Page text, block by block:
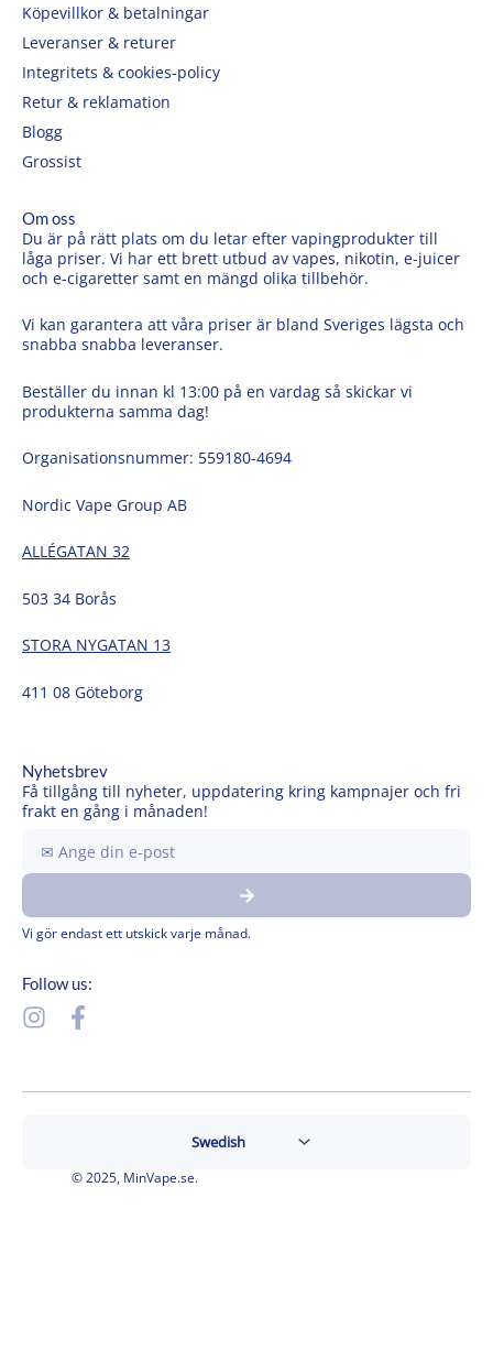
Köpevillkor & betalningar
Leveranser & returer
Integritets & cookies-policy
Retur & reklamation
Blogg
Grossist
Om oss
Du är på rätt plats om du letar efter vapingprodukter till
låga priser. Vi har ett brett utbud av vapes, nikotin, e-juicer
och e-cigaretter samt en mängd olika tillbehör.
Vi kan garantera att våra priser är bland Sveriges lägsta och
snabba snabba leveranser.
Beställer du innan kl 13:00 på en vardag så skickar vi
produkterna samma dag!
Organisationsnummer: 559180-4694
Nordic Vape Group AB
ALLÉGATAN 32
503 34 Borås
STORA NYGATAN 13
411 08 Göteborg
Nyhetsbrev
Få tillgång till nyheter, uppdatering kring kampnajer och fri
frakt en gång i månaden!
din
e-
Submit
Vi gör endast ett utskick varje månad.
Follow us:
I
t
F
a
e
k
© 2025, MinVape.se.